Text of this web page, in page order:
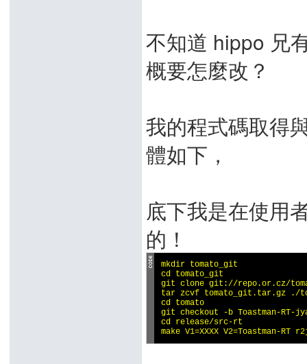
不知道 hippo 兄
概要怎麼改？
我的程式碼取得
體如下，
底下我是在使用
的！
mkdir tomato_git
cd tomato_git
git clone git://repo.or.cz/
tar zcvf tomato_git.tar.gz ./
cd tomato
git checkout -b Toastman-RT-
cd release/src-rt
make V1=XXXX V2=Toastman-RT